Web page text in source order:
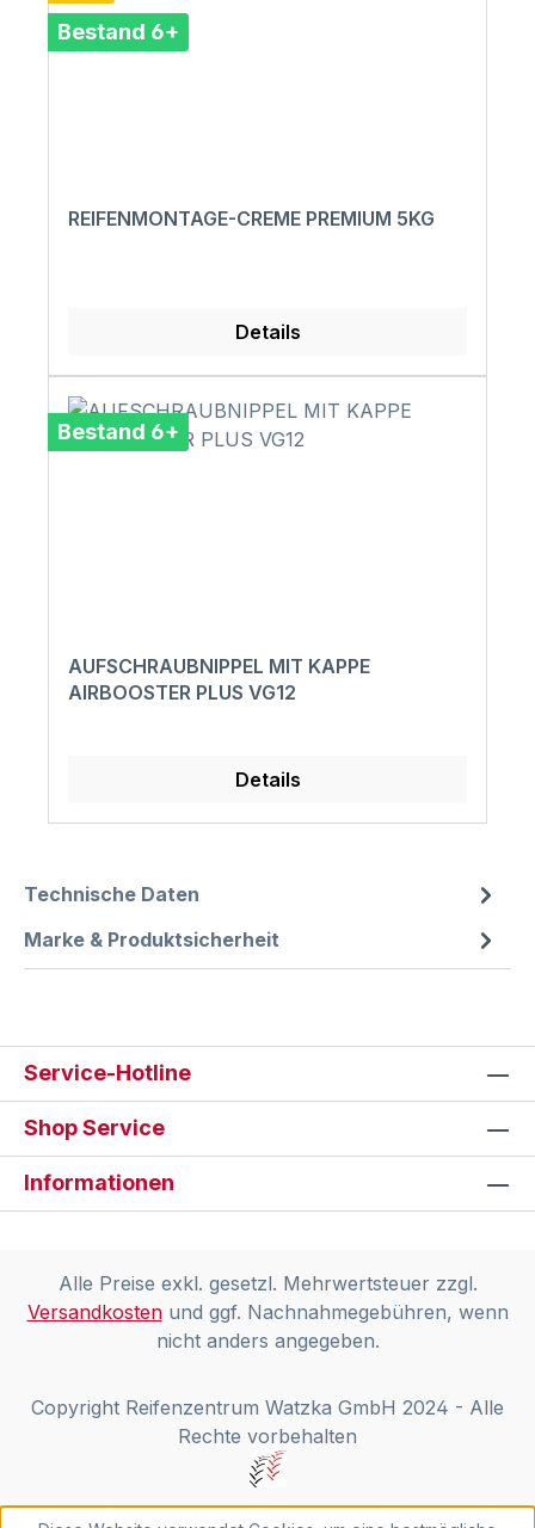
Bestand 6+
REIFENMONTAGE-CREME PREMIUM 5KG
Details
Bestand 6+
AUFSCHRAUBNIPPEL MIT KAPPE
AIRBOOSTER PLUS VG12
Details
Technische Daten
Marke & Produktsicherheit
Service-Hotline
Shop Service
Informationen
Alle Preise exkl. gesetzl. Mehrwertsteuer zzgl.
Versandkostenund ggf. Nachnahmegebühren, wenn
nicht anders angegeben.
Copyright Reifenzentrum Watzka GmbH 2024 - Alle
Rechte vorbehalten